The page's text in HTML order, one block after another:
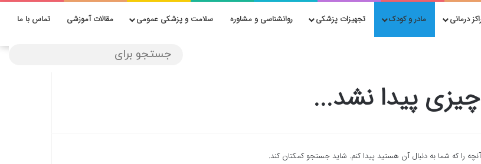
درمانی مادر و کودک تجهیزات پزشکی روانشناسی و مشاوره سلامت و پزشکی عمومی مقالات آموزشی تماس با ما
چیزی پیدا نشد...
را که شما به دنبال آن هستید پیدا کنم. شاید جستجو کمکتان کند.